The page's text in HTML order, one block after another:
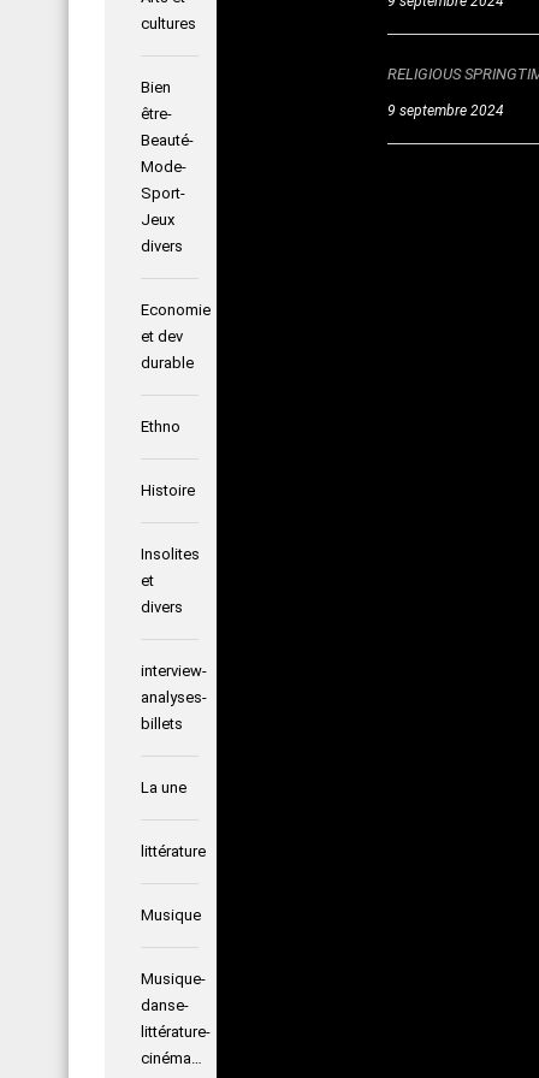
cultures
Bien
être-
Beauté-
Mode-
Sport-
Jeux
divers
Economie
et dev
durable
Ethno
Histoire
Insolites
et
divers
interview-
analyses-
billets
La une
littérature
Musique
Musique-
danse-
littérature-
cinéma…
RELIGIOUS
9 septembre 2024